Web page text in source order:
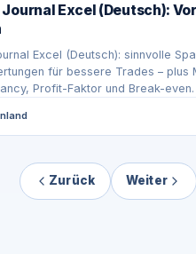
Excel (Deutsch):
Excel (Deutsch): sinnvolle
für bessere Trades – plus
Profit-Faktor und Break-even.
Zurück Weiter